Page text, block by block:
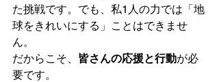
た挑戦です。でも、私1人の力では「地
球をきれいにする」ことはできませ
ん。
だからこそ、 皆さんの応援と行動が必
要です。